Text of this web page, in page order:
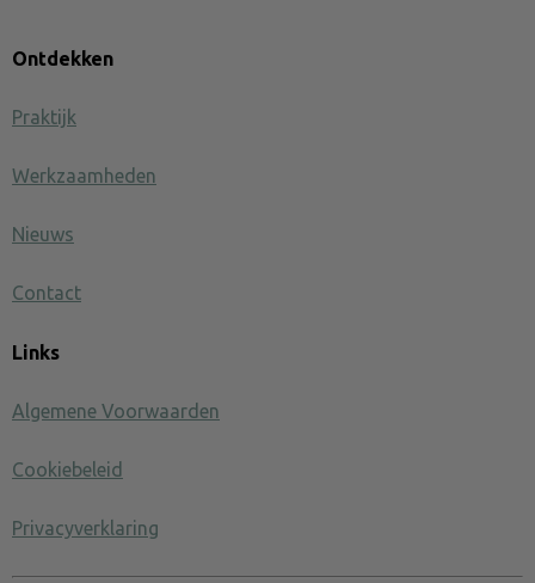
Ontdekken
Praktijk
Werkzaamheden
Nieuws
Contact
Links
Algemene Voorwaarden
Cookiebeleid
Privacyverklaring